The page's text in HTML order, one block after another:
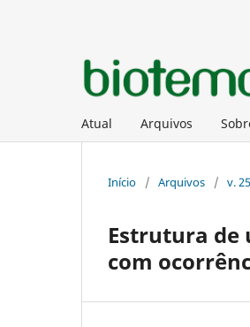
Atual Arquivos
Início / Arquivos / v.
Estrutura de
com